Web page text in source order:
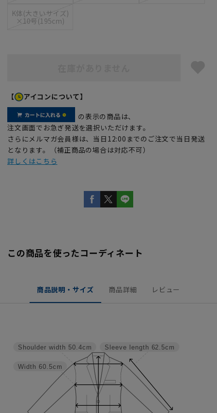
K体(大きいサイズ)
×10号(195cm)
【 アイコンについて】
の表示の商品は、
注文画面でお急ぎ発送を選択いただけます。
さらにメルマガ会員様は、当日12:00までのご注文で当日発送
となります。（補正商品の場合は対応不可）
詳しくはこちら
この商品を使ったコーディネート
商品説明・サイズ 商品詳細 レビュー
Sleeve length 62.5cm
Width 60.5cm
Shoulder width 50.4cm